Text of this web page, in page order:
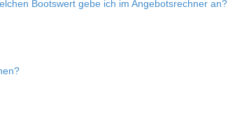
Bootswert gebe ich im Angebotsrechner an?